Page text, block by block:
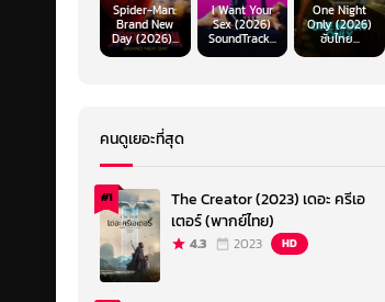
Spider-Man:
Brand New
Day (2026)...
I Want Your
Sex (2026)
SoundTrack...
One Night
Only (2026)
ซับไทย...
คนดูเยอะที่สุด
#1
The Creator (2023) เดอะ ครีเอ
เตอร์ (พากย์ไทย)
4.3 2023 HD